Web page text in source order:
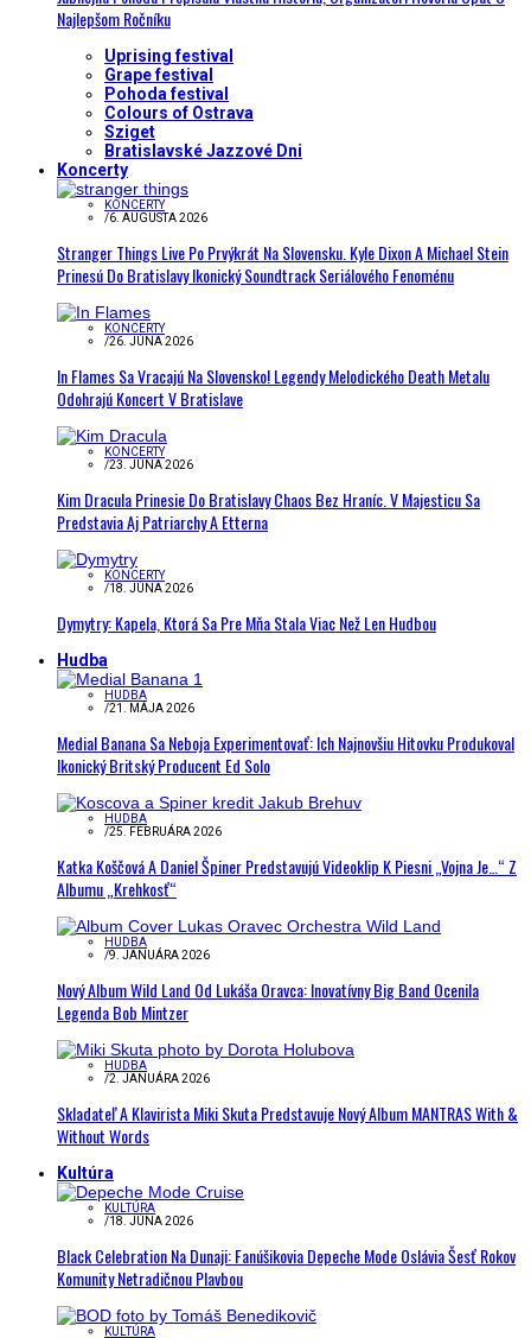
Najlepšom Ročníku
Uprising festival
Grape festival
Pohoda festival
Colours of Ostrava
Sziget
Bratislavské Jazzové Dni
Koncerty
KONCERTY
/6. AUGUSTA 2026
Stranger Things Live Po Prvýkrát Na Slovensku. Kyle Dixon A Michael Stein
Prinesú Do Bratislavy Ikonický Soundtrack Seriálového Fenoménu
KONCERTY
/26. JÚNA 2026
In Flames Sa Vracajú Na Slovensko! Legendy Melodického Death Metalu
Odohrajú Koncert V Bratislave
KONCERTY
/23. JÚNA 2026
Kim Dracula Prinesie Do Bratislavy Chaos Bez Hraníc. V Majesticu Sa
Predstavia Aj Patriarchy A Etterna
KONCERTY
/18. JÚNA 2026
Dymytry: Kapela, Ktorá Sa Pre Mňa Stala Viac Než Len Hudbou
Hudba
HUDBA
/21. MÁJA 2026
Medial Banana Sa Neboja Experimentovať: Ich Najnovšiu Hitovku Produkoval
Ikonický Britský Producent Ed Solo
HUDBA
/25. FEBRUÁRA 2026
Katka Koščová A Daniel Špiner Predstavujú Videoklip K Piesni „Vojna Je…“ Z
Albumu „Krehkosť“
HUDBA
/9. JANUÁRA 2026
Nový Album Wild Land Od Lukáša Oravca: Inovatívny Big Band Ocenila
Legenda Bob Mintzer
HUDBA
/2. JANUÁRA 2026
Skladateľ A Klavirista Miki Skuta Predstavuje Nový Album MANTRAS With &
Without Words
Kultúra
KULTÚRA
/18. JÚNA 2026
Black Celebration Na Dunaji: Fanúšikovia Depeche Mode Oslávia Šesť Rokov
Komunity Netradičnou Plavbou
KULTÚRA